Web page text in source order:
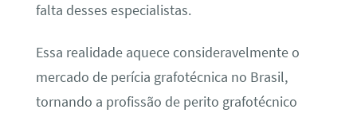
falta desses especialistas.
Essa realidade aquece consideravelmente o
mercado de perícia grafotécnica no Brasil,
tornando a profissão de perito grafotécnico